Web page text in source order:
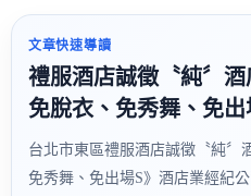
文章快速導讀
禮服酒店誠徵〝純〞酒
免脫衣、免秀舞、免出
台北市東區禮服酒店誠徵〝純〞
免秀舞、免出場S》酒店業經紀